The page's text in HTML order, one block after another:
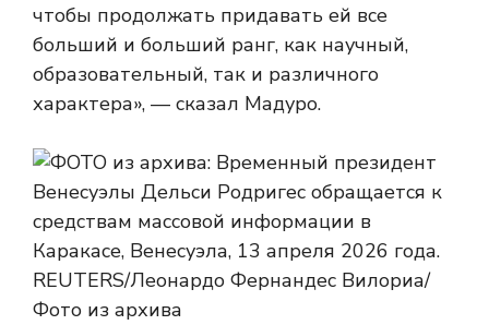
чтобы продолжать придавать ей все
больший и больший ранг, как научный,
образовательный, так и различного
характера», — сказал Мадуро.